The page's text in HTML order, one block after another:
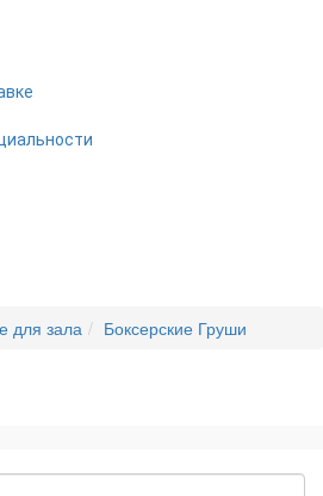
для зала Боксерские Груши